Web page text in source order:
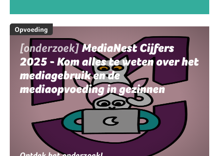
Opvoeding
[onderzoek]MediaNest Cijfers
2025 - Kom alles te weten over het
mediagebruik en de
mediaopvoeding in gezinnen